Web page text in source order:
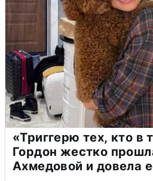
«Триггерю тех, кто в
Гордон жестко
Ахмедовой и довела